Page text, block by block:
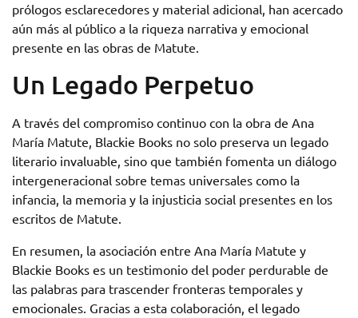
prólogos esclarecedores y material adicional, han acercado
aún más al público a la riqueza narrativa y emocional
presente en las obras de Matute.
Un Legado Perpetuo
A través del compromiso continuo con la obra de Ana
María Matute, Blackie Books no solo preserva un legado
literario invaluable, sino que también fomenta un diálogo
intergeneracional sobre temas universales como la
infancia, la memoria y la injusticia social presentes en los
escritos de Matute.
En resumen, la asociación entre Ana María Matute y
Blackie Books es un testimonio del poder perdurable de
las palabras para trascender fronteras temporales y
emocionales. Gracias a esta colaboración, el legado